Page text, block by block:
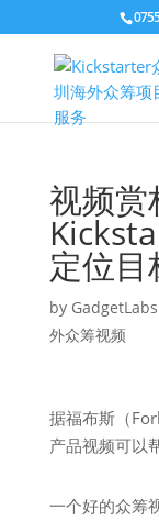
视频赏
定位目
by GadgetLabs
外众筹视频
据福布斯（
产品视频可以
一个好的众筹